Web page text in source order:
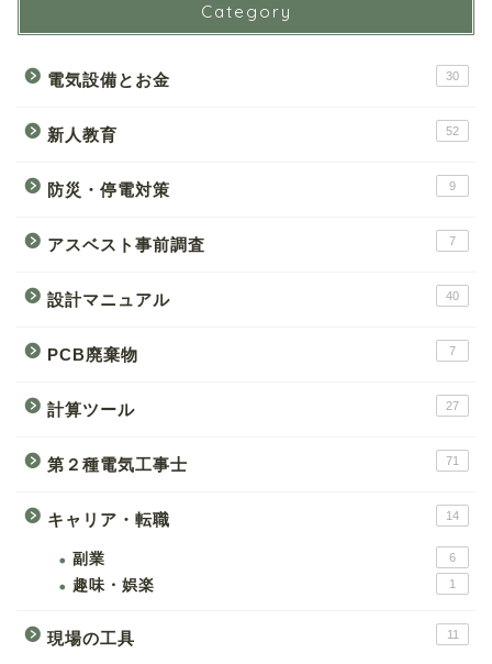
Category
電気設備とお金 30
新人教育 52
防災・停電対策 9
アスベスト事前調査 7
設計マニュアル 40
PCB廃棄物 7
計算ツール 27
第２種電気工事士 71
キャリア・転職 14
副業 6
趣味・娯楽 1
現場の工具 11